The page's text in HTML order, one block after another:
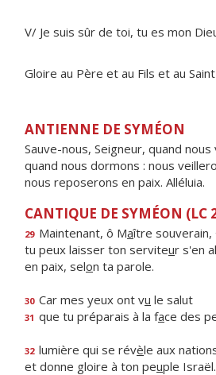
V/ Je suis sûr de toi, tu es mon
Gloire au Père et au Fils et au
ANTIENNE DE SYMÉON
Sauve-nous, Seigneur, quand
quand nous dormons : nous
nous reposerons en paix. Alléluia.
CANTIQUE DE SYMÉON (LC
29 Maintenant, ô Maître souverain,
tu peux laisser ton serviteur s'en
en paix, selon ta parole.
30 Car mes yeux ont vu le salut
31 que tu préparais à la face des
32 lumière qui se révèle aux
et donne gloire à ton peuple Israël.